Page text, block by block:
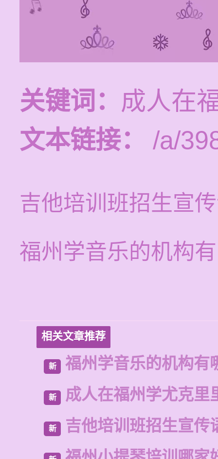
关键词： 成人在
文本链接：
/a/
吉他培训班招生宣
福州学音乐的机构
相关文章推荐
新 福州学音乐的机构有
新 成人在福州学尤克里
新 吉他培训班招生宣传